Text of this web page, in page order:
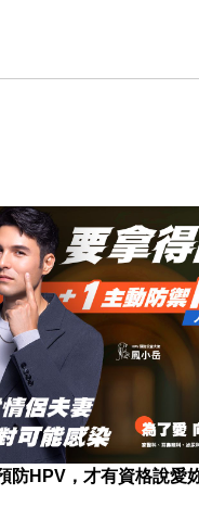
防HPV，才有資格說愛